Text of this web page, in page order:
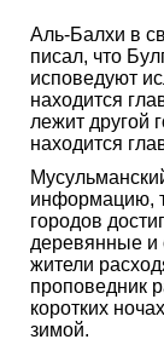
Аль-Балхи в
писал, что
исповедуют
находится
лежит другой
находится
информацию,
городов
деревянные
жители
проповедник
коротких
зимой.